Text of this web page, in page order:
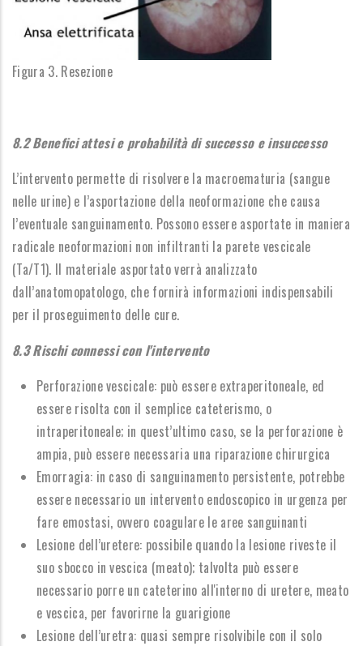
Figura 3. Resezione
8.2 Benefici attesi e probabilità di successo e insuccesso
L’intervento permette di risolvere la macroematuria (sangue
nelle urine) e l’asportazione della neoformazione che causa
l’eventuale sanguinamento. Possono essere asportate in maniera
radicale neoformazioni non infiltranti la parete vescicale
(Ta/T1). Il materiale asportato verrà analizzato
dall’anatomopatologo, che fornirà informazioni indispensabili
per il proseguimento delle cure.
8.3 Rischi connessi con l'intervento
Perforazione vescicale: può essere extraperitoneale, ed
essere risolta con il semplice cateterismo, o
intraperitoneale; in quest’ultimo caso, se la perforazione è
ampia, può essere necessaria una riparazione chirurgica
Emorragia: in caso di sanguinamento persistente, potrebbe
essere necessario un intervento endoscopico in urgenza per
fare emostasi, ovvero coagulare le aree sanguinanti
Lesione dell’uretere: possibile quando la lesione riveste il
suo sbocco in vescica (meato); talvolta può essere
necessario porre un cateterino all'interno di uretere, meato
e vescica, per favorirne la guarigione
Lesione dell’uretra: quasi sempre risolvibile con il solo